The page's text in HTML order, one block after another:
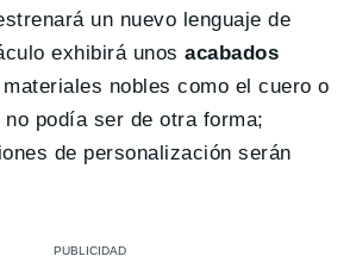
un nuevo lenguaje de
exhibirá unosacabados
nobles como el cuero o
podía ser de otra forma;
de personalización serán